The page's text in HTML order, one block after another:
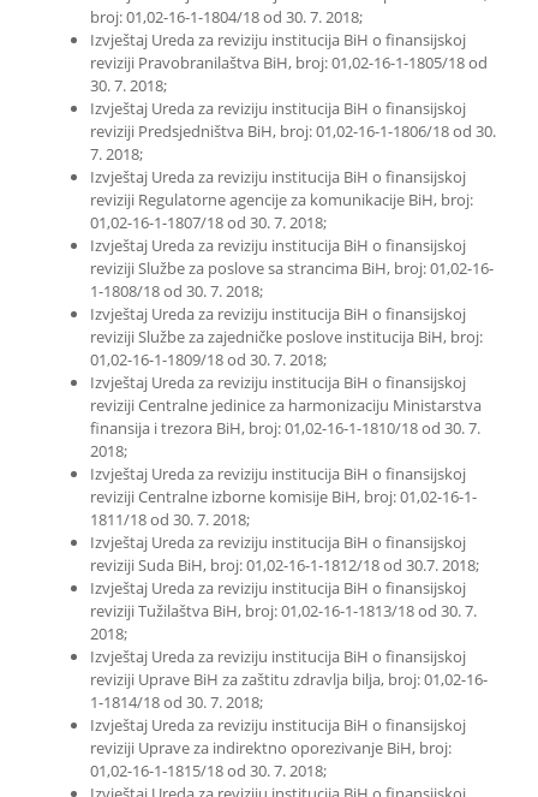
broj: 01,02-16-1-1804/18 od 30. 7. 2018;
Izvještaj Ureda za reviziju institucija BiH o finansijskoj
reviziji Pravobranilaštva BiH, broj: 01,02-16-1-1805/18 od
30. 7. 2018;
Izvještaj Ureda za reviziju institucija BiH o finansijskoj
reviziji Predsjedništva BiH, broj: 01,02-16-1-1806/18 od 30.
7. 2018;
Izvještaj Ureda za reviziju institucija BiH o finansijskoj
reviziji Regulatorne agencije za komunikacije BiH, broj:
01,02-16-1-1807/18 od 30. 7. 2018;
Izvještaj Ureda za reviziju institucija BiH o finansijskoj
reviziji Službe za poslove sa strancima BiH, broj: 01,02-16-
1-1808/18 od 30. 7. 2018;
Izvještaj Ureda za reviziju institucija BiH o finansijskoj
reviziji Službe za zajedničke poslove institucija BiH, broj:
01,02-16-1-1809/18 od 30. 7. 2018;
Izvještaj Ureda za reviziju institucija BiH o finansijskoj
reviziji Centralne jedinice za harmonizaciju Ministarstva
finansija i trezora BiH, broj: 01,02-16-1-1810/18 od 30. 7.
2018;
Izvještaj Ureda za reviziju institucija BiH o finansijskoj
reviziji Centralne izborne komisije BiH, broj: 01,02-16-1-
1811/18 od 30. 7. 2018;
Izvještaj Ureda za reviziju institucija BiH o finansijskoj
reviziji Suda BiH, broj: 01,02-16-1-1812/18 od 30.7. 2018;
Izvještaj Ureda za reviziju institucija BiH o finansijskoj
reviziji Tužilaštva BiH, broj: 01,02-16-1-1813/18 od 30. 7.
2018;
Izvještaj Ureda za reviziju institucija BiH o finansijskoj
reviziji Uprave BiH za zaštitu zdravlja bilja, broj: 01,02-16-
1-1814/18 od 30. 7. 2018;
Izvještaj Ureda za reviziju institucija BiH o finansijskoj
reviziji Uprave za indirektno oporezivanje BiH, broj:
01,02-16-1-1815/18 od 30. 7. 2018;